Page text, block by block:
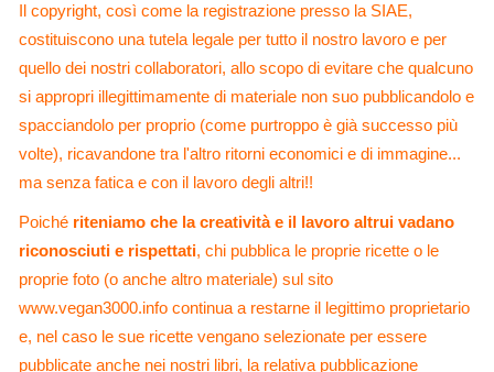
Il copyright, così come la registrazione presso la SIAE,
costituiscono una tutela legale per tutto il nostro lavoro e per
quello dei nostri collaboratori, allo scopo di evitare che qualcuno
si appropri illegittimamente di materiale non suo pubblicandolo e
spacciandolo per proprio (come purtroppo è già successo più
volte), ricavandone tra l'altro ritorni economici e di immagine...
ma senza fatica e con il lavoro degli altri!!
Poiché riteniamo che la creatività e il lavoro altrui vadano
riconosciuti e rispettati, chi pubblica le proprie ricette o le
proprie foto (o anche altro materiale) sul sito
www.vegan3000.info continua a restarne il legittimo proprietario
e, nel caso le sue ricette vengano selezionate per essere
pubblicate anche nei nostri libri, la relativa pubblicazione